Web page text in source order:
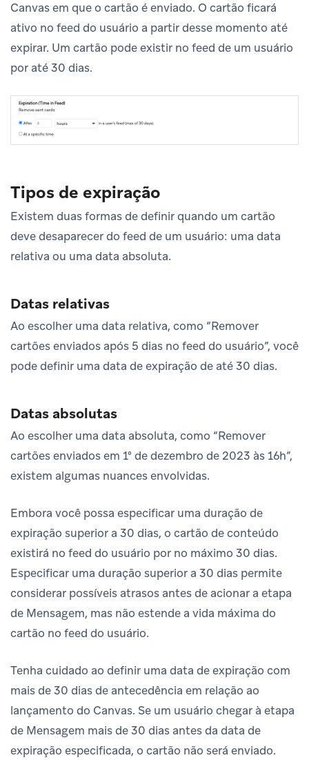
Canvas em que o cartão é enviado. O cartão ficará
ativo no feed do usuário a partir desse momento até
expirar. Um cartão pode existir no feed de um usuário
por até 30 dias.
Tipos de expiração
Existem duas formas de definir quando um cartão
deve desaparecer do feed de um usuário: uma data
relativa ou uma data absoluta.
Datas relativas
Ao escolher uma data relativa, como “Remover
cartões enviados após 5 dias no feed do usuário”, você
pode definir uma data de expiração de até 30 dias.
Datas absolutas
Ao escolher uma data absoluta, como “Remover
cartões enviados em 1º de dezembro de 2023 às 16h”,
existem algumas nuances envolvidas.
Embora você possa especificar uma duração de
expiração superior a 30 dias, o cartão de conteúdo
existirá no feed do usuário por no máximo 30 dias.
Especificar uma duração superior a 30 dias permite
considerar possíveis atrasos antes de acionar a etapa
de Mensagem, mas não estende a vida máxima do
cartão no feed do usuário.
Tenha cuidado ao definir uma data de expiração com
mais de 30 dias de antecedência em relação ao
lançamento do Canvas. Se um usuário chegar à etapa
de Mensagem mais de 30 dias antes da data de
expiração especificada, o cartão não será enviado.